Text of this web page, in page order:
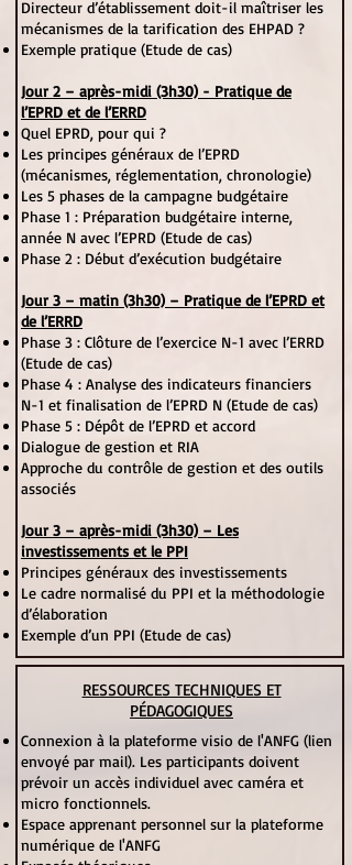
Directeur d’établissement doit-il maîtriser les
mécanismes de la tarification des EHPAD ?
Exemple pratique (Etude de cas)
Jour 2 – après-midi (3h30) - Pratique de
l’EPRD et de l’ERRD
Quel EPRD, pour qui ?
Les principes généraux de l’EPRD
(mécanismes, réglementation, chronologie)
Les 5 phases de la campagne budgétaire
Phase 1 : Préparation budgétaire interne,
année N avec l’EPRD (Etude de cas)
Phase 2 : Début d’exécution budgétaire
Jour 3 – matin (3h30) – Pratique de l’EPRD et
de l’ERRD
Phase 3 : Clôture de l’exercice N-1 avec l’ERRD
(Etude de cas)
Phase 4 : Analyse des indicateurs financiers
N-1 et finalisation de l’EPRD N (Etude de cas)
Phase 5 : Dépôt de l’EPRD et accord
Dialogue de gestion et RIA
Approche du contrôle de gestion et des outils
associés
Jour 3 – après-midi (3h30) – Les
investissements et le PPI
Principes généraux des investissements
Le cadre normalisé du PPI et la méthodologie
d’élaboration
Exemple d’un PPI (Etude de cas)
RESSOURCES TECHNIQUES ET
PÉDAGOGIQUES
Connexion à la plateforme visio de l'ANFG (lien
envoyé par mail). Les participants doivent
prévoir un accès individuel avec caméra et
micro fonctionnels.
Espace apprenant personnel sur la plateforme
numérique de l'ANFG